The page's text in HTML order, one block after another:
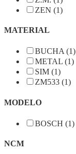
ZEN (1)
MATERIAL
BUCHA (1)
METAL (1)
SIM (1)
ZM533 (1)
MODELO
BOSCH (1)
NCM